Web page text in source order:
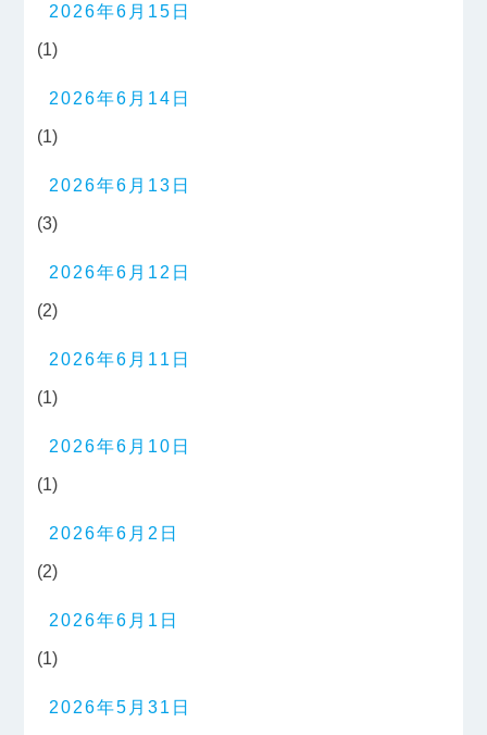
2026年6月15日
(1)
2026年6月14日
(1)
2026年6月13日
(3)
2026年6月12日
(2)
2026年6月11日
(1)
2026年6月10日
(1)
2026年6月2日
(2)
2026年6月1日
(1)
2026年5月31日